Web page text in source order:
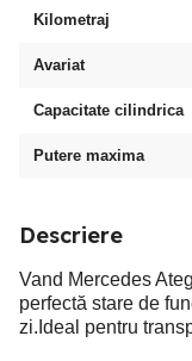
Kilometraj
Avariat
Capacitate cilindrica
Putere maxima
Descriere
Vand Mercedes
perfectă stare de
zi.Ideal pentru